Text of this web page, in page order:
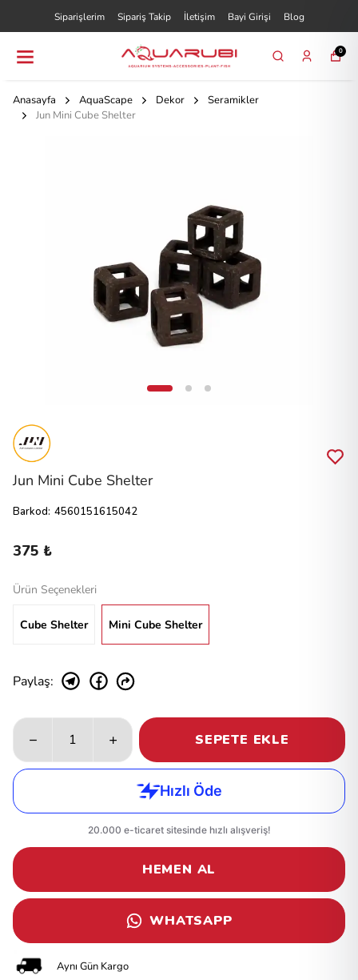
Siparişlerim Sipariş Takip İletişim Bayi Girişi Blog
0
Anasayfa AquaScape Dekor
Seramikler
Jun Mini Cube Shelter
Jun Mini Cube Shelter
Barkod: 4560151615042
375 ₺
Ürün Seçenekleri
Cube Shelter Mini Cube Shelter
Paylaş:
SEPETE EKLE
HEMEN AL
WHATSAPP
Aynı Gün Kargo